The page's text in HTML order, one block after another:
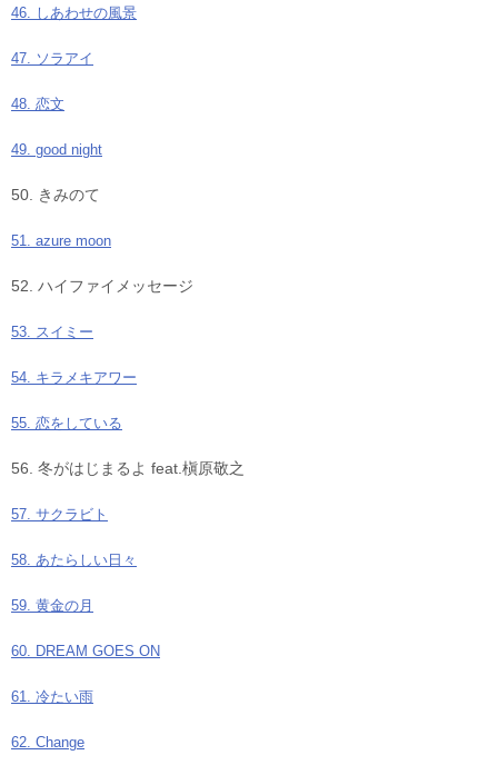
46. しあわせの風景
47. ソラアイ
48. 恋文
49. good night
50. きみのて
51. azure moon
52. ハイファイメッセージ
53. スイミー
54. キラメキアワー
55. 恋をしている
56. 冬がはじまるよ feat.槇原敬之
57. サクラビト
58. あたらしい日々
59. 黄金の月
60. DREAM GOES ON
61. 冷たい雨
62. Change